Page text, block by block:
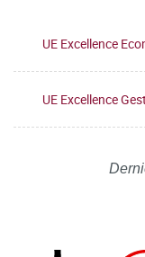
UE Excellence
UE Excellence